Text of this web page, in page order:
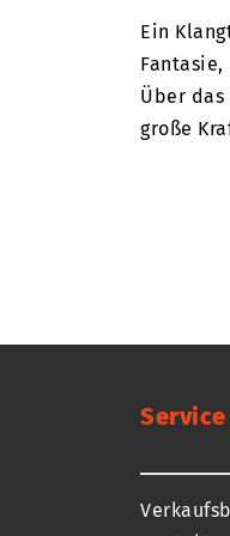
Ein
Fantasie,
Über
große
Service